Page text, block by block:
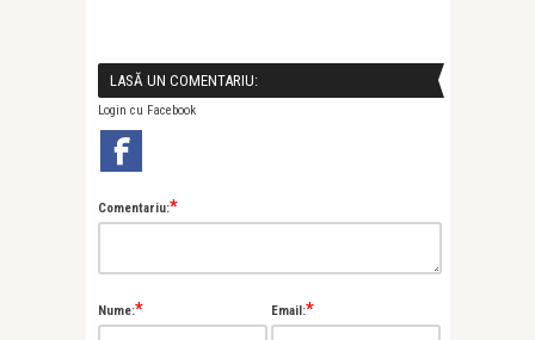
LASĂ UN COMENTARIU:
Login cu Facebook
Comentariu:*
Nume:* Email:*